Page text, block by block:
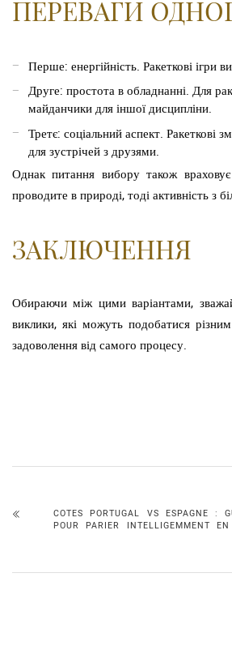
ПЕРЕВАГИ
Перше: енергійність. Ракеткові ігри
Друге: простота в обладнанні. Для
майданчики для іншої дисципліни.
Третє: соціальний аспект. Ракеткові
для зустрічей з друзями.
Однак питання вибору також
проводите в природі, тоді активність з
ЗАКЛЮЧЕННЯ
Обираючи між цими варіантами,
виклики, які можуть подобатися
задоволення від самого процесу.
COTES PORTUGAL VS ESPAGNE :
POUR PARIER INTELLIGEMMENT